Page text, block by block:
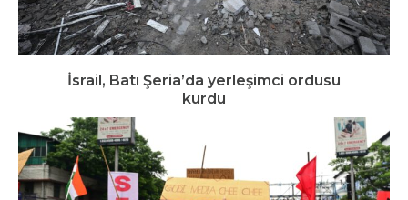
İsrail, Batı Şeria’da yerleşimci ordusu
kurdu